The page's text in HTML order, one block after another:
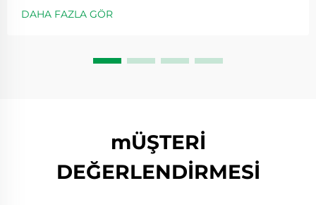
döneceğini belirler ve genellikle 5.2:1 gibi değerlerle
ifade edilir; bu değer, kolu bir kez çevirdiğimizde
DAHA FAZLA GÖR
mÜŞTERİ
DEĞERLENDİRMESİ